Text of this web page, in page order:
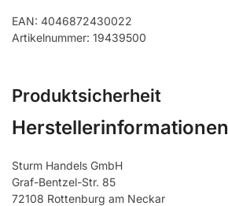
EAN: 4046872430022
Artikelnummer: 19439500
Produktsicherheit
Herstellerinformationen
Sturm Handels GmbH
Graf-Bentzel-Str. 85
72108 Rottenburg am Neckar